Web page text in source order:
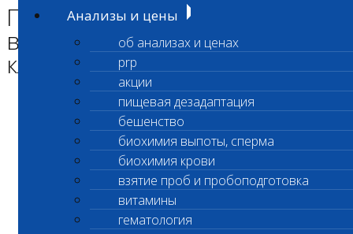
Анализы и цены
об анализах и ценах
prp
акции
пищевая дезадаптация
бешенство
биохимия выпоты, сперма
биохимия крови
взятие проб и пробоподготовка
витамины
гематология
Приостановлено
выполнение срочных
клинических исследований
Уважаемые клиенты Лаборатории
В офисе Владыкино
По адресу ул. Гостиничная 10 корпус 5